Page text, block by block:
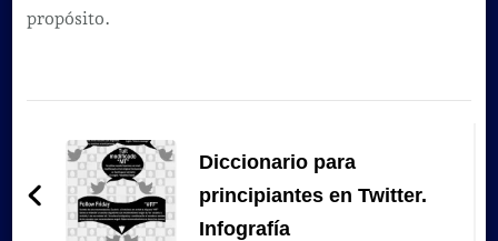
propósito.
de
entradas
Diccionario para
principiantes en Twitter.
Infografía